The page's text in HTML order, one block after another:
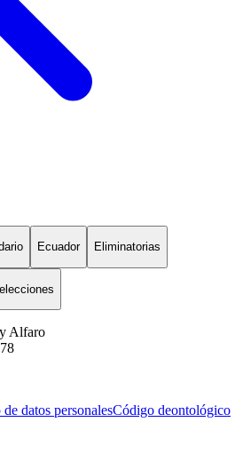
Ecuador Eliminatorias
Alfaro
datos personalesCódigo deontológico